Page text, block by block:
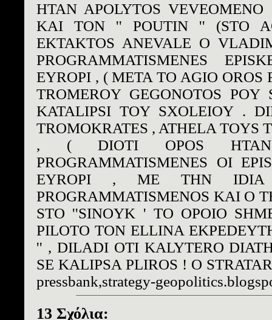
HTAN APOLYTOS
KAI TON '' POUTIN '' (STO
EKTAKTOS ANEVALE O
PROGRAMMATISMENES
EYROPI , ( META TO AGIO OROS
TROMEROY GEGONOTOS
KATALIPSI TOY SXOLEIOY .
TROMOKRATES , ATHELA TOYS
, ( DIOTI OPOS
PROGRAMMATISMENES OI
EYROPI , ME THN IDIA
PROGRAMMATISMENOS KAI O
STO ''SINOYK ' TO OPOIO
PILOTO TON ELLINA
'' , DILADI OTI KALYTERO
SE KALIPSA PLIROS ! O
pressbank,strategy-
13 Σχόλια: